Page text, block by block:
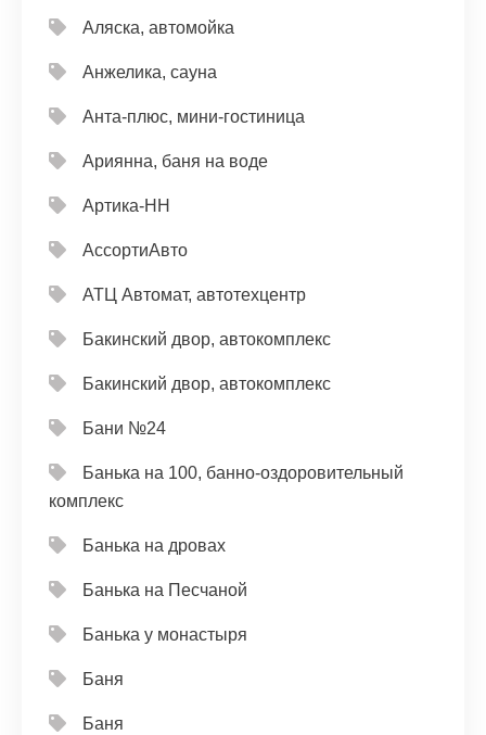
Аляска, автомойка
Анжелика, сауна
Анта-плюс, мини-гостиница
Ариянна, баня на воде
Артика-НН
АссортиАвто
АТЦ Автомат, автотехцентр
Бакинский двор, автокомплекс
Бакинский двор, автокомплекс
Бани №24
Банька на 100, банно-оздоровительный
комплекс
Банька на дровах
Банька на Песчаной
Банька у монастыря
Баня
Баня